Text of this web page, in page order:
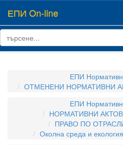
ЕПИ On-line
ЕПИ
ОТМЕНЕНИ НОРМАТИВНИ
ЕПИ
НОРМАТИВНИ
ПРАВО ПО
Околна среда и